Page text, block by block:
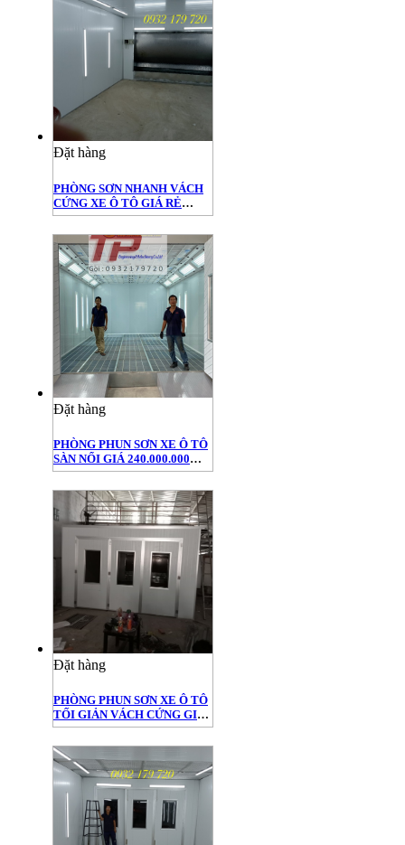
Đặt hàng
PHÒNG SƠN NHANH VÁCH
CỨNG XE Ô TÔ GIÁ RẺ
85.000.000 ĐỒNG DÙNG
BUỒNG SƠN MÀNG NƯỚC
Đặt hàng
PHÒNG PHUN SƠN XE Ô TÔ
SÀN NỔI GIÁ 240.000.000
ĐỒNG
Đặt hàng
PHÒNG PHUN SƠN XE Ô TÔ
TỐI GIẢN VÁCH CỨNG GIÁ
70.000.000 ĐỒNG (DÙNG
BUỒNG SƠN KHÔ)